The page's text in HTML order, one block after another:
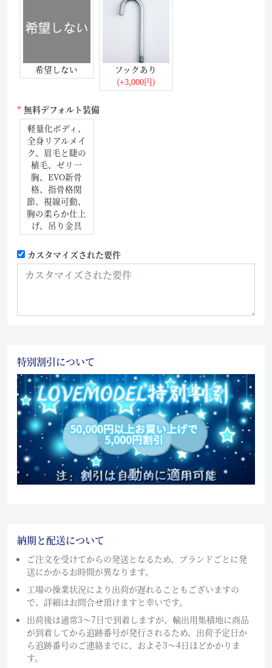
希望しない
フックあり
(+3,000円)
無料デフォルト装備
軽量化ボディ、
全身リアルメイ
ク、眉毛と睫の
植毛、ゼリ一
胸、EVO新骨
格、指骨格関
節、視線可動、
胸の柔らか仕上
げ、吊り金具
カスタマイズされた要件
特別割引について
納期と配送について
ご注文を受けてからの発送となるため、ブランドごとに発
送にかかるお時間が異なります。
工場の操業状況により出荷が遅れることもございますの
で、詳細はお問合せ頂けますと幸いです。
出荷後は通常3～7日で到着しますが、輸出用集積地に商品
が到着してから追跡番号が発行されるため、出荷予定日か
ら追跡番号のご連絡までに、およそ3〜4日ほどかかりま
す。